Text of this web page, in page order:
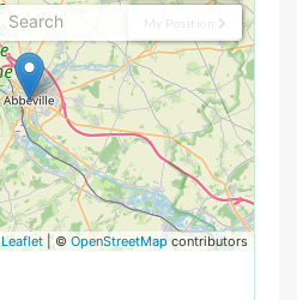
My Position
Leaflet | © OpenStreetMap contributors